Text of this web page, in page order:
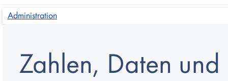
Administration
Zahlen, Daten und